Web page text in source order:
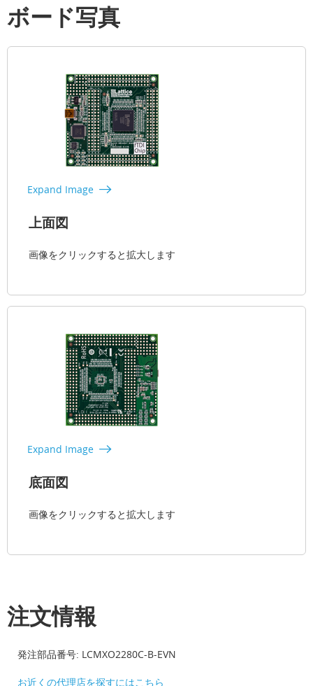
ボード写真
Expand Image
上面図
画像をクリックすると拡大します
Expand Image
底面図
画像をクリックすると拡大します
注文情報
発注部品番号: LCMXO2280C-B-EVN
お近くの代理店を探すにはこちら